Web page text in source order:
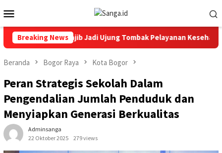
ke
kontenMobile
Breaking News
12 RSUD, Wajib Jadi Ujung Tombak Pelayanan Kesehatan
Beranda Bogor Raya Kota Bogor
Peran Strategis Sekolah Dalam
Pengendalian Jumlah Penduduk dan
Menyiapkan Generasi Berkualitas
Adminsanga
22 Oktober 2025
279 views